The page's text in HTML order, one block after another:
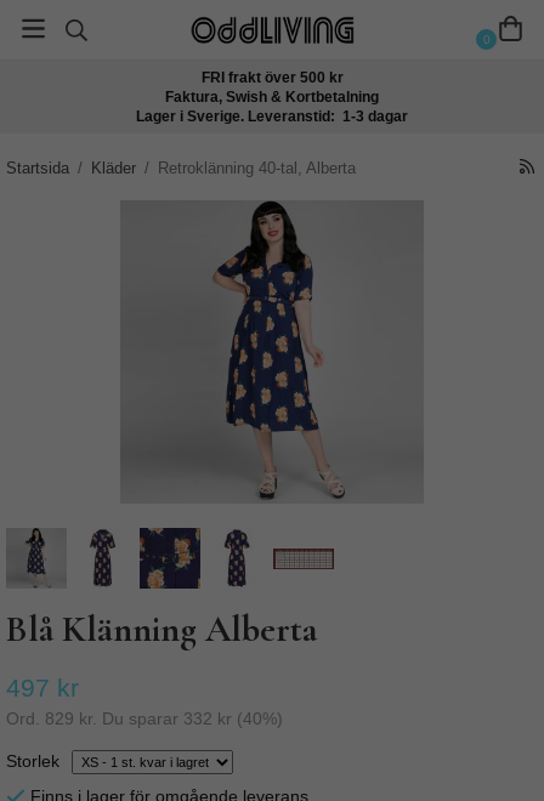
0
FRI frakt över 500 kr
Faktura, Swish & Kortbetalning
Lager i Sverige. Leveranstid: 1-3 dagar
Startsida / Kläder / Retroklänning 40-tal, Alberta
Blå Klänning Alberta
497 kr
Ord. 829 kr . Du sparar 332 kr (40%)
Storlek
Finns i lager för omgående leverans